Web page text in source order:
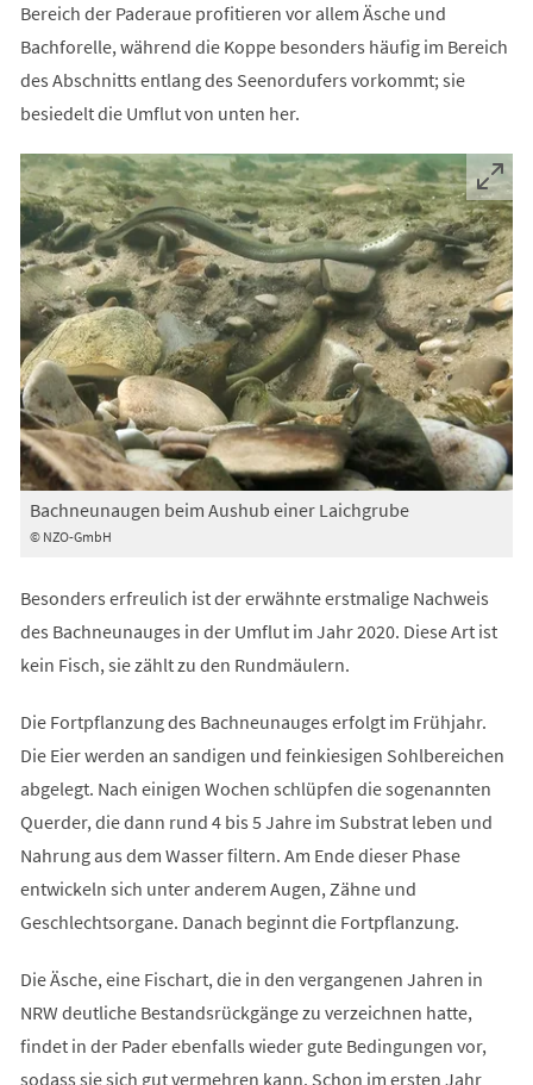
Bereich der Paderaue profitieren vor allem Äsche und
Bachforelle, während die Koppe besonders häufig im Bereich
des Abschnitts entlang des Seenordufers vorkommt; sie
besiedelt die Umflut von unten her.
© NZO-GmbH
Bachneunaugen beim Aushub einer Laichgrube
Besonders erfreulich ist der erwähnte erstmalige Nachweis
des Bachneunauges in der Umflut im Jahr 2020. Diese Art ist
kein Fisch, sie zählt zu den Rundmäulern.
Die Fortpflanzung des Bachneunauges erfolgt im Frühjahr.
Die Eier werden an sandigen und feinkiesigen Sohlbereichen
abgelegt. Nach einigen Wochen schlüpfen die sogenannten
Querder, die dann rund 4 bis 5 Jahre im Substrat leben und
Nahrung aus dem Wasser filtern. Am Ende dieser Phase
entwickeln sich unter anderem Augen, Zähne und
Geschlechtsorgane. Danach beginnt die Fortpflanzung.
Die Äsche, eine Fischart, die in den vergangenen Jahren in
NRW deutliche Bestandsrückgänge zu verzeichnen hatte,
findet in der Pader ebenfalls wieder gute Bedingungen vor,
sodass sie sich gut vermehren kann. Schon im ersten Jahr